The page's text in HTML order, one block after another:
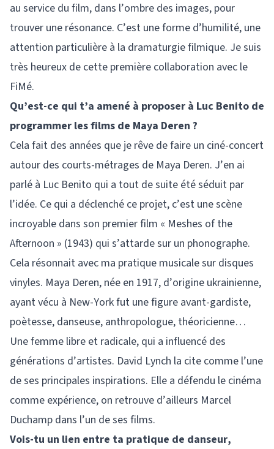
au service du film, dans l’ombre des images, pour
trouver une résonance. C’est une forme d’humilité, une
attention particulière à la dramaturgie filmique. Je suis
très heureux de cette première collaboration avec le
FiMé.
Qu’est-ce qui t’a amené à proposer à Luc Benito de
programmer les films de Maya Deren ?
Cela fait des années que je rêve de faire un ciné-concert
autour des courts-métrages de Maya Deren. J’en ai
parlé à Luc Benito qui a tout de suite été séduit par
l’idée. Ce qui a déclenché ce projet, c’est une scène
incroyable dans son premier film « Meshes of the
Afternoon » (1943) qui s’attarde sur un phonographe.
Cela résonnait avec ma pratique musicale sur disques
vinyles. Maya Deren, née en 1917, d’origine ukrainienne,
ayant vécu à New-York fut une figure avant-gardiste,
poètesse, danseuse, anthropologue, théoricienne…
Une femme libre et radicale, qui a influencé des
générations d’artistes. David Lynch la cite comme l’une
de ses principales inspirations. Elle a défendu le cinéma
comme expérience, on retrouve d’ailleurs Marcel
Duchamp dans l’un de ses films.
Vois-tu un lien entre ta pratique de danseur,